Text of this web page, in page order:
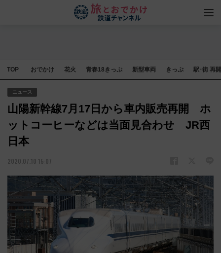
TOP おでかけ 花火 青春18きっぷ 新型車両 きっぷ 駅･街 再
ニュース
山陽新幹線7月17日から車内販売再開 ホ
ットコーヒーなどは当面見合わせ JR西
日本
2020.07.10 15:07